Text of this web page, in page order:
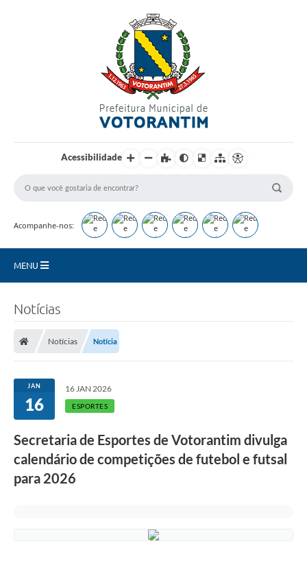
Acessibilidade
Acompanhe-nos:
MENU
Carta de Serviços
Vagas PAT
Transparência
Selo Verde
Compra Direta
Pesquisa Dificuldades no Licenciamento de Empresas
Notícias
Notícias Notícia
JAN
16
16 JAN 2026
ESPORTES
Secretaria de Esportes de Votorantim divulga
calendário de competições de futebol e futsal
para 2026